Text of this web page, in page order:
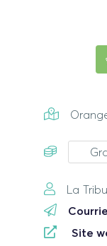
La
Courriel
Site